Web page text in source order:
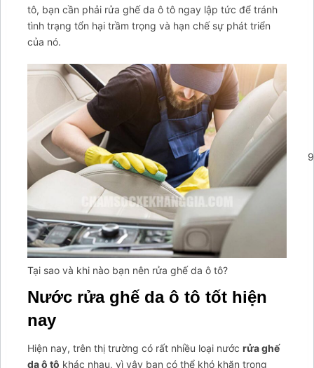
tô, bạn cần phải rửa ghế da ô tô ngay lập tức để tránh
tình trạng tổn hại trầm trọng và hạn chế sự phát triển
của nó.
Tại sao và khi nào bạn nên rửa ghế da ô tô?
Nước rửa ghế da ô tô tốt hiện
nay
Hiện nay, trên thị trường có rất nhiều loại nước rửa ghế
da ô tô khác nhau, vì vậy bạn có thể khó khăn trong
arcItem={};arcItem.id='msg-item-11';arcItem.class='msg-
item-zalo';arcItem.title="Nhắn tin Zalo";arcItem.icon='